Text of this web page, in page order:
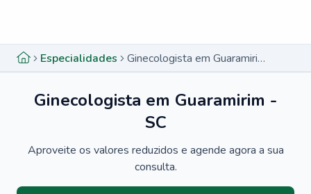
Especialidades Ginecologista em Guaramirim - SC
Ginecologista em Guaramirim -
SC
Aproveite os valores reduzidos e agende agora a sua
consulta.